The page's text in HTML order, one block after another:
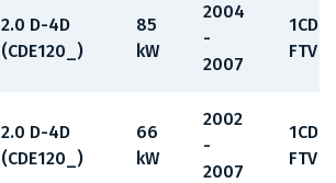
2.0 D-4D
(CDE120_)
85
kW
2004
-
2007
1CD-
FTV
2.0 D-4D
(CDE120_)
66
kW
2002
-
2007
1CD-
FTV